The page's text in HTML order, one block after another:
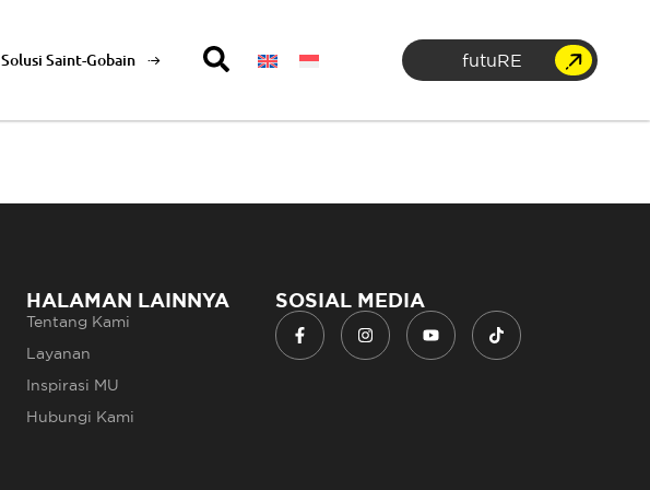
Solusi Saint-Gobain futuRE
HALAMAN LAINNYA
Tentang Kami
Layanan
Inspirasi MU
Hubungi Kami
SOSIAL MEDIA